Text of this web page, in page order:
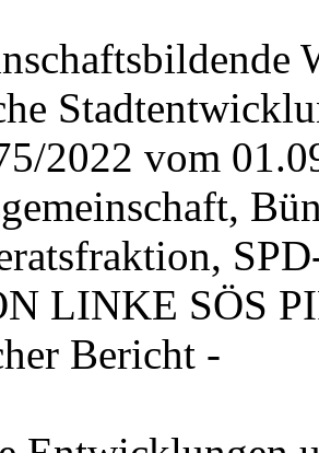
2022 vom
LINKE SÖS
Bericht -